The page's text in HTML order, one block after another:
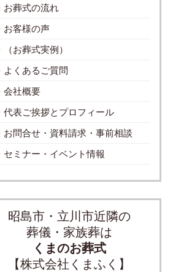
お葬式の流れ
お客様の声
（お葬式実例）
よくあるご質問
会社概要
代表ご挨拶とプロフィール
お問合せ・資料請求・事前相談
セミナー・イベント情報
昭島市・立川市近隣の
葬儀・家族葬は
くまのお葬式
【株式会社くまふく】